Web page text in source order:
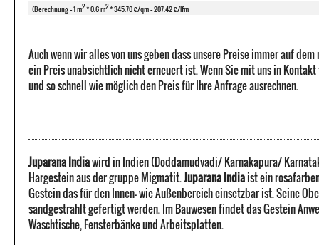
(Berechnung = 1 m2* 0.6 m2* 345.70 €/qm = 207.42 €/lfm
Auch wenn wir alles von uns geben dass unsere Preise immer auf
ein Preis unabsichtlich nicht erneuert ist. Wenn Sie mit uns in
und so schnell wie möglich den Preis für Ihre Anfrage ausrechnen.
Juparana Indiawird in Indien (Doddamudvadi/ Karnakapura/
Hargestein aus der gruppe Migmatit.Juparana Indiaist ein
Gestein das für den Innen- wie Außenbereich einsetzbar ist. Seine
sandgestrahlt gefertigt werden. Im Bauwesen findet das Gestein
Waschtische, Fensterbänke und Arbeitsplatten.